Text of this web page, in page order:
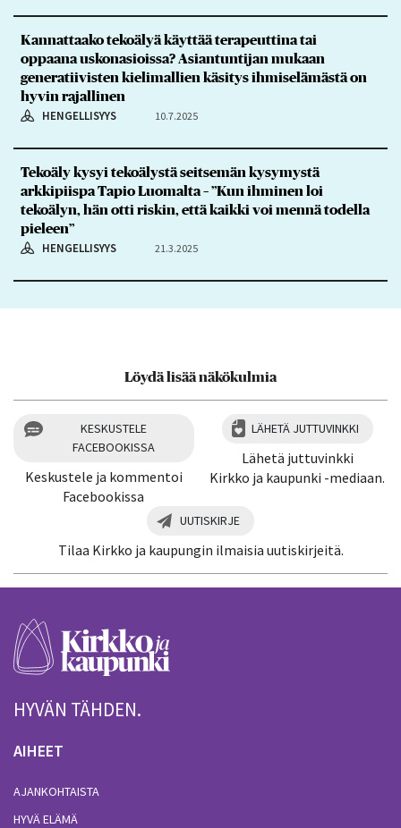
Kannattaako tekoälyä käyttää terapeuttina tai
oppaana uskonasioissa? Asiantuntijan mukaan
generatiivisten kielimallien käsitys ihmiselämästä on
hyvin rajallinen
HENGELLISYYS 10.7.2025
Tekoäly kysyi tekoälystä seitsemän kysymystä
arkkipiispa Tapio Luomalta – ”Kun ihminen loi
tekoälyn, hän otti riskin, että kaikki voi mennä todella
pieleen”
HENGELLISYYS 21.3.2025
Löydä lisää näkökulmia
KESKUSTELE
FACEBOOKISSA
Keskustele ja kommentoi
Facebookissa
LÄHETÄ JUTTUVINKKI
Lähetä juttuvinkki
Kirkko ja kaupunki -mediaan.
UUTISKIRJE
Tilaa Kirkko ja kaupungin ilmaisia uutiskirjeitä.
HYVÄN TÄHDEN.
AIHEET
AJANKOHTAISTA
HYVÄ ELÄMÄ